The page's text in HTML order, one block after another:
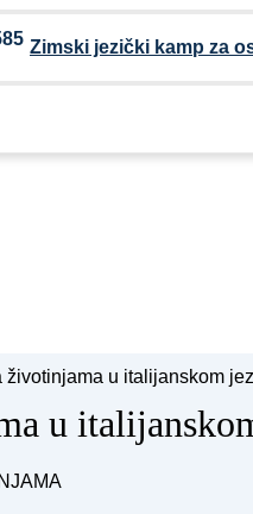
Zimski jezički kamp za
životinjama u italijanskom
u